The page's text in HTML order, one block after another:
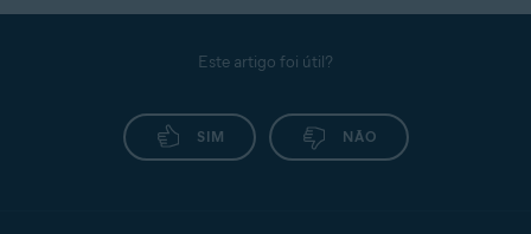
Este artigo foi útil?
SIM NÃO